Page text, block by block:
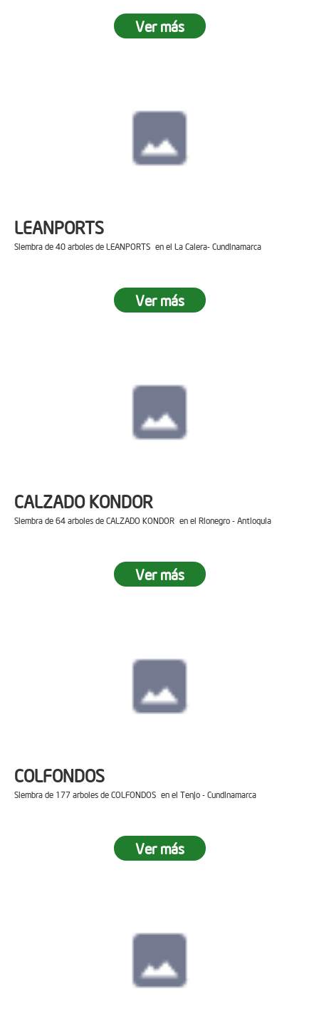
Ver más
LEANPORTS
Siembra de 40 arboles de LEANPORTS en el La Calera- Cundinamarca
Ver más
CALZADO KONDOR
Siembra de 64 arboles de CALZADO KONDOR en el Rionegro - Antioquia
Ver más
COLFONDOS
Siembra de 177 arboles de COLFONDOS en el Tenjo - Cundinamarca
Ver más